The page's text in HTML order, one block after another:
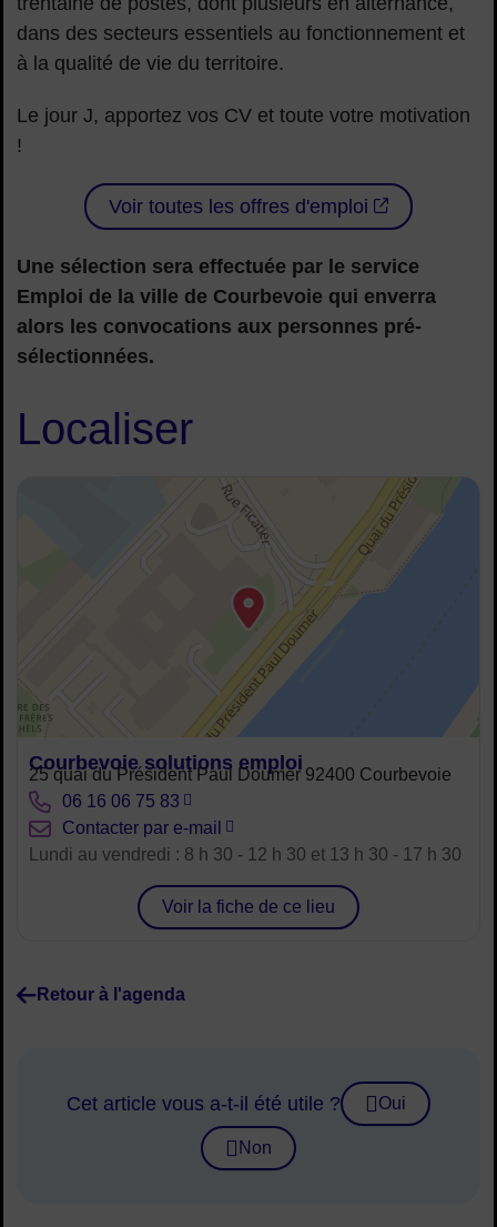
dans des secteurs essentiels au fonctionnement et
à la qualité de vie du territoire.
Le jour J, apportez vos CV et toute votre motivation
!
Voir toutes les offres d'emploi
Une sélection sera effectuée par le service
Emploi de la ville de Courbevoie qui enverra
alors les convocations aux personnes pré-
sélectionnées.
Localiser
48.89167025246755, 2.2577695259633956
Courbevoie solutions emploi
Adresse :
25 quai du Président Paul Doumer 92400 Courbevoie
Tél. :06 16 06 75 83
Courriel :Contacter par e-mail
Horaires :
Lundi au vendredi : 8 h 30 - 12 h 30 et 13 h 30 - 17 h 30
Voir la fiche de ce lieu
Retour à l'agenda
Cet article vous a-t-il été utile ? Oui
Non